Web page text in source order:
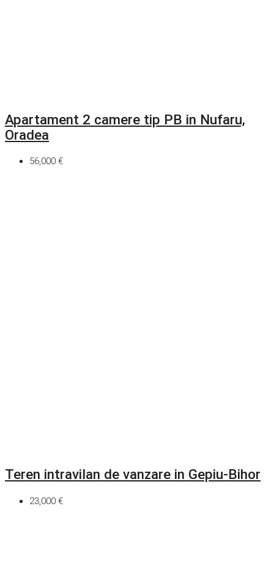
Apartament 2 camere tip PB in Nufaru,
Oradea
56,000 €
Teren intravilan de vanzare in Gepiu-Bihor
23,000 €